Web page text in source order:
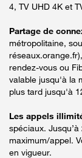
4, TV UHD 4K et
Partage de
métropolitaine,
rendez-vous ou
valable jusqu'à la
plus tard jusqu'à
Les appels
spéciaux.
maximum/appel.
en vigueur.